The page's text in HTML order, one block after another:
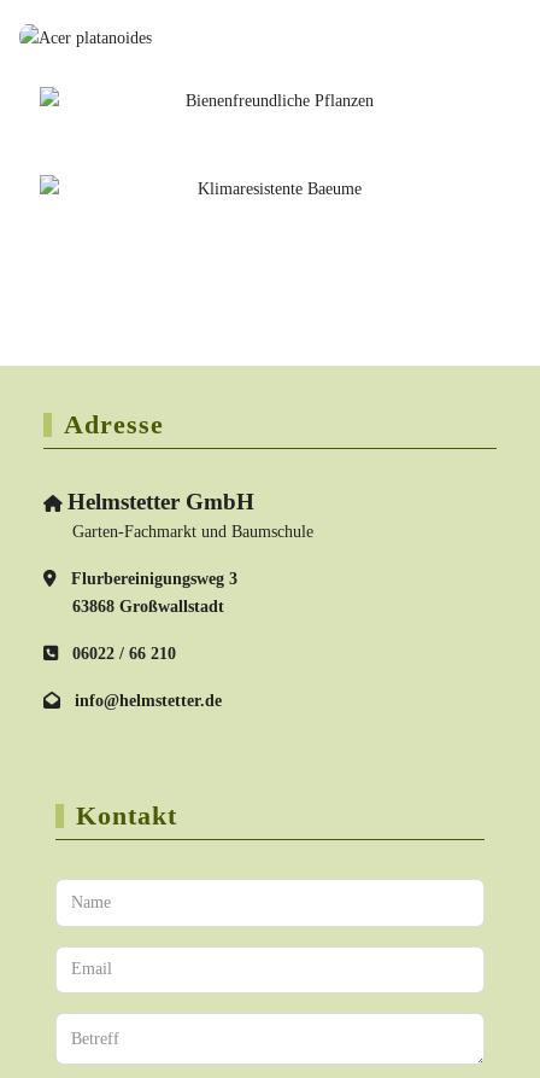
Adresse
Helmstetter GmbH
Garten-Fachmarkt und Baumschule
Flurbereinigungsweg 3
63868 Großwallstadt
06022 / 66 210
info@helmstetter.de
Kontakt